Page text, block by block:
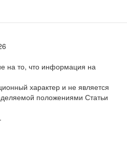
на то, что информация на
характер и не является
положениями Статьи